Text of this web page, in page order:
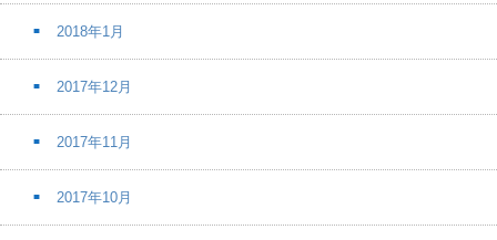
2018年1月
2017年12月
2017年11月
2017年10月